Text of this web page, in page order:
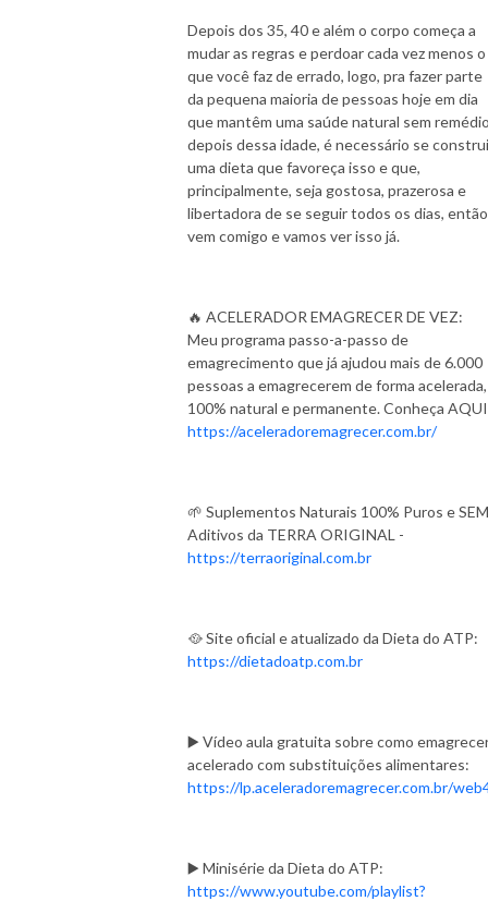
Depois dos 35, 40 e além o corpo começa a
mudar as regras e perdoar cada vez menos o
que você faz de errado, logo, pra fazer parte
da pequena maioria de pessoas hoje em dia
que mantêm uma saúde natural sem
depois dessa idade, é necessário se
uma dieta que favoreça isso e que,
principalmente, seja gostosa, prazerosa e
libertadora de se seguir todos os dias,
vem comigo e vamos ver isso já.
🔥 ACELERADOR EMAGRECER DE VEZ:
Meu programa passo-a-passo de
emagrecimento que já ajudou mais de 6.000
pessoas a emagrecerem de forma acelerada,
100% natural e permanente. Conheça
https://aceleradoremagrecer.com.br/
🌱 Suplementos Naturais 100% Puros e SEM
Aditivos da TERRA ORIGINAL -
https://terraoriginal.com.br
🥘 Site oficial e atualizado da Dieta do ATP:
https://dietadoatp.com.br
▶️ Vídeo aula gratuita sobre como
acelerado com substituições alimentares:
https://lp.aceleradoremagrecer.com.br/
▶️ Minisérie da Dieta do ATP:
https://www.youtube.com/playlist?